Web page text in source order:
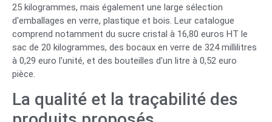
25 kilogrammes, mais également une large sélection
d'emballages en verre, plastique et bois. Leur catalogue
comprend notamment du sucre cristal à 16,80 euros HT le
sac de 20 kilogrammes, des bocaux en verre de 324 millilitres
à 0,29 euro l'unité, et des bouteilles d'un litre à 0,52 euro
pièce.
La qualité et la traçabilité des